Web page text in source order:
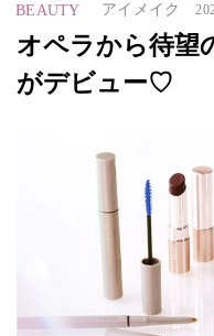
BEAUTY アイメイク
オペラから待望
がデビュー♡